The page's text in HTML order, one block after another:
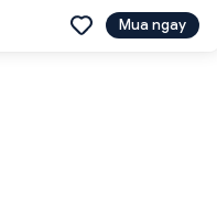
Mua ngay